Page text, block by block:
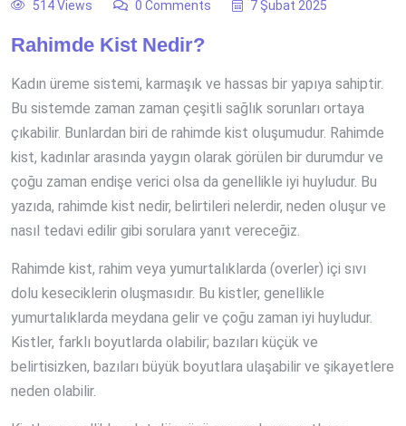
514 Views 0 Comments 7 Şubat 2025
Rahimde Kist Nedir?
Kadın üreme sistemi, karmaşık ve hassas bir yapıya sahiptir.
Bu sistemde zaman zaman çeşitli sağlık sorunları ortaya
çıkabilir. Bunlardan biri de rahimde kist oluşumudur. Rahimde
kist, kadınlar arasında yaygın olarak görülen bir durumdur ve
çoğu zaman endişe verici olsa da genellikle iyi huyludur. Bu
yazıda, rahimde kist nedir, belirtileri nelerdir, neden oluşur ve
nasıl tedavi edilir gibi sorulara yanıt vereceğiz.
Rahimde kist, rahim veya yumurtalıklarda (overler) içi sıvı
dolu keseciklerin oluşmasıdır. Bu kistler, genellikle
yumurtalıklarda meydana gelir ve çoğu zaman iyi huyludur.
Kistler, farklı boyutlarda olabilir; bazıları küçük ve
belirtisizken, bazıları büyük boyutlara ulaşabilir ve şikayetlere
neden olabilir.